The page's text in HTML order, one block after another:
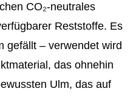
CO₂-neutrales
Reststoffe. Es
gefällt – verwendet wird
das ohnehin
Ulm, das auf